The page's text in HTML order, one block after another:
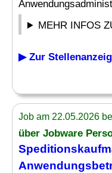
MEHR INFOS
▶ Zur
Job am 22.05.2026
über Jobware